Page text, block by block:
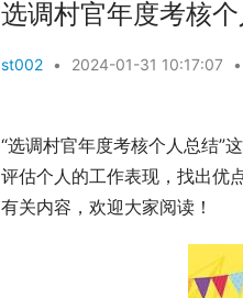
选调村官年度考核个
st002 • 2024-01-31 10:17:07 •
“选调村官年度考核个人总结”
评估个人的工作表现，找出优
有关内容，欢迎大家阅读！